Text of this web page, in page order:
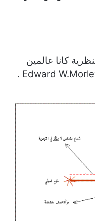
كانا عالمين